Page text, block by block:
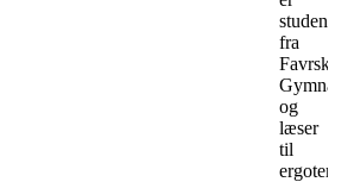
student
fra
Favrskov
og
læser
til